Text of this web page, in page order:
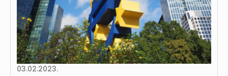
03.02.2023.